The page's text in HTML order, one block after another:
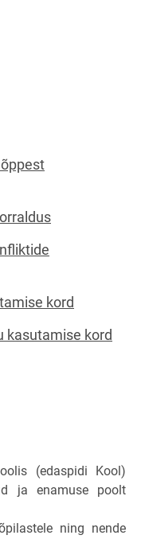
kord
kasutamise kord
(edaspidi Kool)
ja enamuse poolt
ning nende